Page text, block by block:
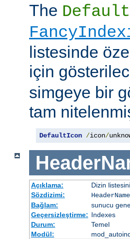
The
listesinde
için
simgeye bir
tam
DefaultIcon /icon/
Açıklama:
Dizin
Sözdizimi:
HeaderName
Bağlam:
sunucu
Geçersizleştirme: Indexes
Durum:
Temel
Modül: